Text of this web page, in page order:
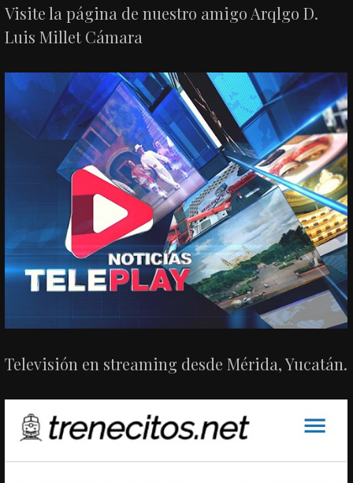
Visite la página de nuestro amigo Arqlgo D.
Luis Millet Cámara
Televisión en streaming desde Mérida, Yucatán.